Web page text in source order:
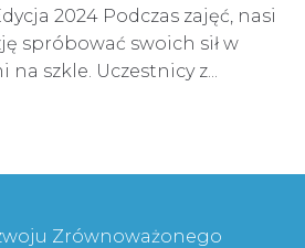
2024 Podczas zajęć, nasi
spróbować swoich sił w
szkle. Uczestnicy z...
Zrównoważonego